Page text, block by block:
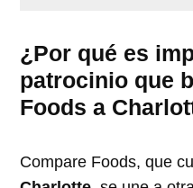
¿Por qué es
patrocinio que
Foods a
Compare Foods, que